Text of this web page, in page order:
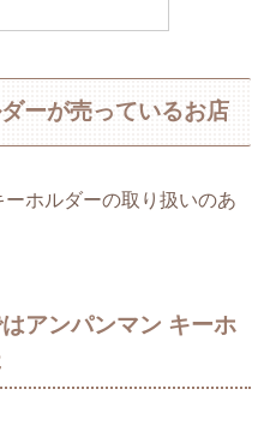
ーが売っているお店
ホルダーの取り扱いのあ
アンパンマン キーホ